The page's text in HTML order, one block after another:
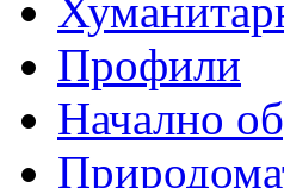
Профили
Начално